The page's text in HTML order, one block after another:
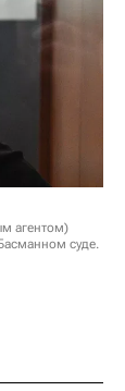
агентом)
суде.